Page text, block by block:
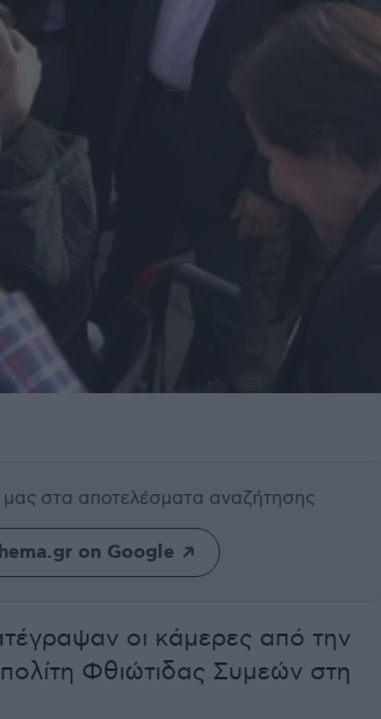
μας στα αποτελέσματα αναζήτησης
on Google
οι κάμερες από την
Φθιώτιδας Συμεών στη